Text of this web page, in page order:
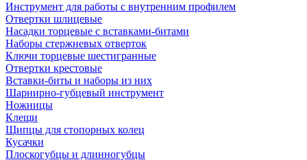
Инструмент для работы с внутренним профилем
Отвертки шлицевые
Насадки торцевые с вставками-битами
Наборы стержневых отверток
Ключи торцевые шестигранные
Отвертки крестовые
Вставки-биты и наборы из них
Шарнирно-губцевый инструмент
Ножницы
Клещи
Щипцы для стопорных колец
Кусачки
Плоскогубцы и длинногубцы